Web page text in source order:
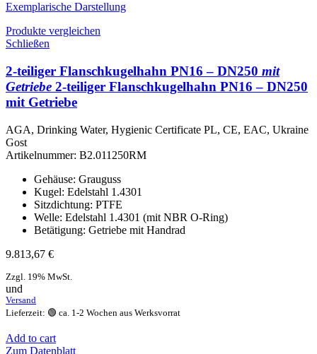
Exemplarische Darstellung
Produkte vergleichen
Schließen
2-teiliger Flanschkugelhahn PN16 – DN250 mit
Getriebe 2-teiliger Flanschkugelhahn PN16 – DN250
mit Getriebe
AGA, Drinking Water, Hygienic Certificate PL, CE, EAC, Ukraine
Gost
Artikelnummer: B2.011250RM
Gehäuse: Grauguss
Kugel: Edelstahl 1.4301
Sitzdichtung: PTFE
Welle: Edelstahl 1.4301 (mit NBR O-Ring)
Betätigung: Getriebe mit Handrad
9.813,67 €
Zzgl. 19% MwSt.
und
Versand
Lieferzeit: 🟢 ca. 1-2 Wochen aus Werksvorrat
Add to cart
Zum Datenblatt